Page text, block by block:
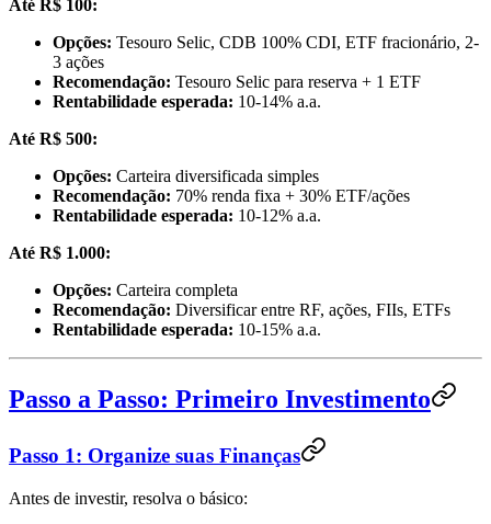
Até R$ 100:
Opções: Tesouro Selic, CDB 100% CDI, ETF fracionário, 2-
3 ações
Recomendação: Tesouro Selic para reserva + 1 ETF
Rentabilidade esperada: 10-14% a.a.
Até R$ 500:
Opções: Carteira diversificada simples
Recomendação: 70% renda fixa + 30% ETF/ações
Rentabilidade esperada: 10-12% a.a.
Até R$ 1.000:
Opções: Carteira completa
Recomendação: Diversificar entre RF, ações, FIIs, ETFs
Rentabilidade esperada: 10-15% a.a.
Passo a Passo: Primeiro Investimento
Passo 1: Organize suas Finanças
Antes de investir, resolva o básico: